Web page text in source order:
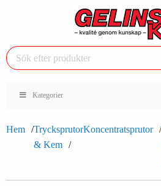
Kategorier
Hem
Trycksprutor
& Kem
Koncentratsprutor